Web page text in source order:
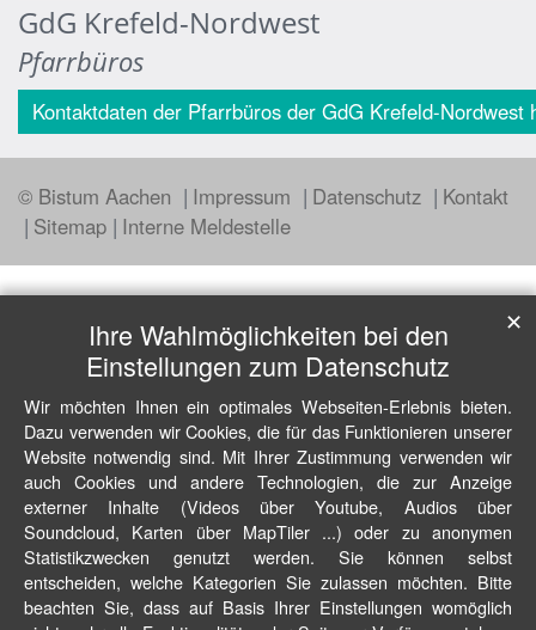
GdG Krefeld-Nordwest
Pfarrbüros
Kontaktdaten der Pfarrbüros der GdG Krefeld-Nordwest
© Bistum Aachen Impressum Datenschutz
Kontakt
Sitemap Interne Meldestelle
Ihre Wahlmöglichkeiten bei den
Einstellungen zum Datenschutz
Wir möchten Ihnen ein optimales Webseiten-Erlebnis bieten.
Dazu verwenden wir Cookies, die für das Funktionieren unserer
Website notwendig sind. Mit Ihrer Zustimmung verwenden wir
auch Cookies und andere Technologien, die zur Anzeige
externer Inhalte (Videos über Youtube, Audios über
Soundcloud, Karten über MapTiler ...) oder zu anonymen
Statistikzwecken genutzt werden. Sie können selbst
entscheiden, welche Kategorien Sie zulassen möchten. Bitte
beachten Sie, dass auf Basis Ihrer Einstellungen womöglich
✕